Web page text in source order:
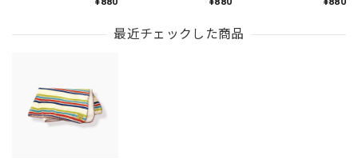
最近チェックした商品